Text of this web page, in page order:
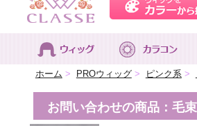
ホーム > PROウィッグ > ピンク系 >
お問い合わせの商品：毛